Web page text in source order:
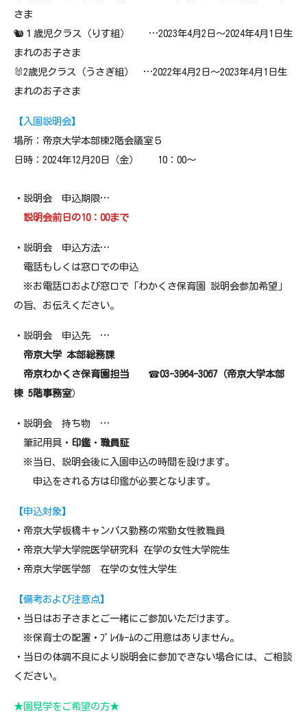
さま
🐿１歳児クラス（りす組） …2023年4月2日～2024年4月1日生
まれのお子さま
🐰2歳児クラス（うさぎ組） …2022年4月2日～2023年4月1日生
まれのお子さま
【入園説明会】
場所：帝京大学本部棟2階会議室５
日時：2024年12月20日（金） 10：00～
・説明会 申込期限…
説明会前日の10：00まで
・説明会 申込方法…
電話もしくは窓口での申込
※お電話口および窓口で「わかくさ保育園 説明会参加希望」
の旨、お伝えください。
・説明会 申込先 …
帝京大学 本部総務課
帝京わかくさ保育園担当 ☎03-3964-3067（帝京大学本部
棟 5階事務室）
・説明会 持ち物 …
筆記用具・ 印鑑・ 職員証
※当日、説明会後に入園申込の時間を設けます。
申込をされる方は印鑑が必要となります。
【申込対象】
・帝京大学板橋キャンパス勤務の常勤女性教職員
・帝京大学大学院医学研究科 在学の女性大学院生
・帝京大学医学部 在学の女性大学生
【備考および注意点】
・当日はお子さまとご一緒にご参加いただけます。
※保育士の配置・ﾌﾟﾚｲﾙｰﾑのご用意はありません。
・当日の体調不良により説明会に参加できない場合には、ご相談
ください。
★園見学をご希望の方★